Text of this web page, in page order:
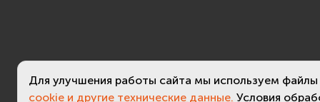
Для улучшения работы сайта мы используем файлы
cookie и другие технические данные. Условия